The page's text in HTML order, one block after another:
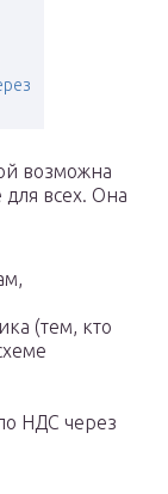
возможна
всех. Она
(тем, кто
НДС через